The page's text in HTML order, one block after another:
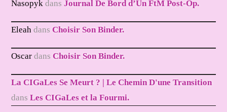
Nasopyk dansJournal De Bord d’Un FtM Post-Op.
Eleah dansChoisir Son Binder.
Oscar dansChoisir Son Binder.
La CIGaLes Se Meurt ? | Le Chemin D'une Transition
dansLes CIGaLes et la Fourmi.